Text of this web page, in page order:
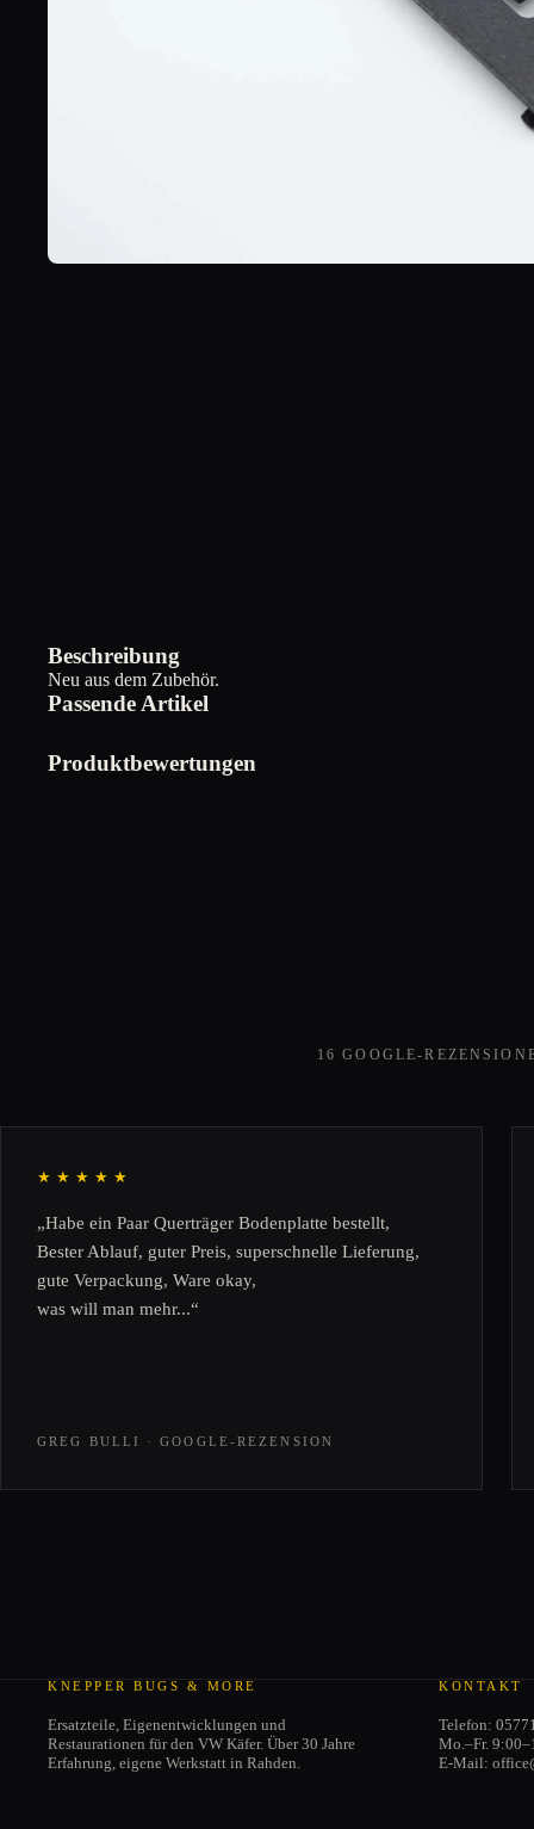
Beschreibung
Neu aus dem Zubehör.
Passende Artikel
Produktbewertungen
16 GOOGLE-
★★★★★
„Habe ein Paar Querträger Bodenplatte bestellt,
Bester Ablauf, guter Preis, superschnelle Lieferung,
gute Verpackung, Ware okay,
was will man mehr...“
GREG BULLI · GOOGLE-REZENSION
KNEPPER BUGS & MORE
Ersatzteile, Eigenentwicklungen und
Restaurationen für den VW Käfer. Über 30 Jahre
Erfahrung, eigene Werkstatt in Rahden.
KONTAKT
Telefon:
Mo.–Fr.
E-Mail: